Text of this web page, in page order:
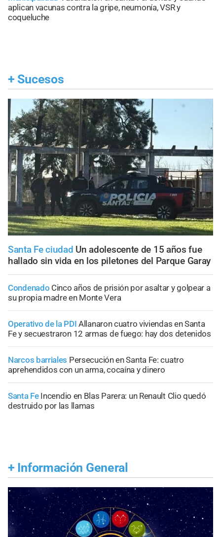
aplican vacunas contra la gripe, neumonía, VSR y
coqueluche
+ Sucesos
Santa Fe ciudad Un adolescente de 15 años fue
hallado sin vida en los piletones del Parque Garay
Condenado Cinco años de prisión por asaltar y golpear a
su propia madre en Monte Vera
Operativo de la PDI Allanaron cuatro viviendas en Santa
Fe y secuestraron 12 armas de fuego: hay dos detenidos
Narcos barriales Persecución en Santa Fe: cuatro
aprehendidos con un arma, cocaína y dinero
Santa Fe Incendio en Blas Parera: un Renault Clio quedó
destruido por las llamas
+ Información General